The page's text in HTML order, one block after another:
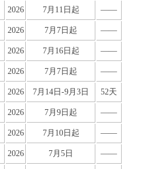
2026 7月11日起 ——
2026 7月7日起 ——
2026 7月16日起 ——
2026 7月7日起 ——
2026 7月14日-9月3日 52天
2026 7月9日起 ——
2026 7月10日起 ——
2026 7月5日 ——